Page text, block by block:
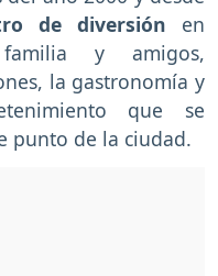
de diversión en
y amigos,
la gastronomía y
que se
punto de la ciudad.